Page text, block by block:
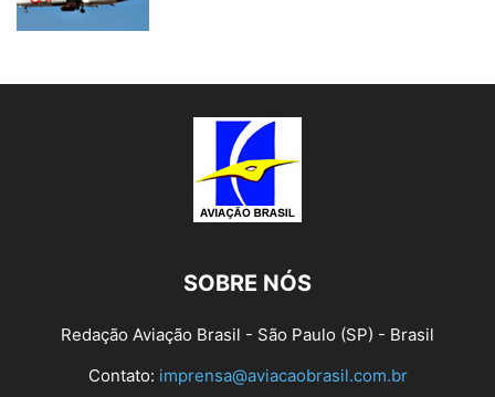
SOBRE NÓS
Redação Aviação Brasil - São Paulo (SP) - Brasil
Contato: imprensa@aviacaobrasil.com.br